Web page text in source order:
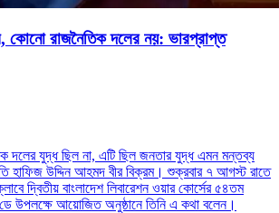
কোনো রাজনৈতিক দলের নয়: ভারপ্রাপ্ত
দলের যুদ্ধ ছিল না, এটি ছিল জনতার যুদ্ধ এমন মন্তব্য
হাফিজ উদ্দিন আহমদ বীর বিক্রম। শুক্রবার ৭ আগস্ট রাতে
দ্বিতীয় বাংলাদেশ লিবারেশন ওয়ার কোর্সের ৫৪তম
উপলক্ষে আয়োজিত অনুষ্ঠানে তিনি এ কথা বলেন।